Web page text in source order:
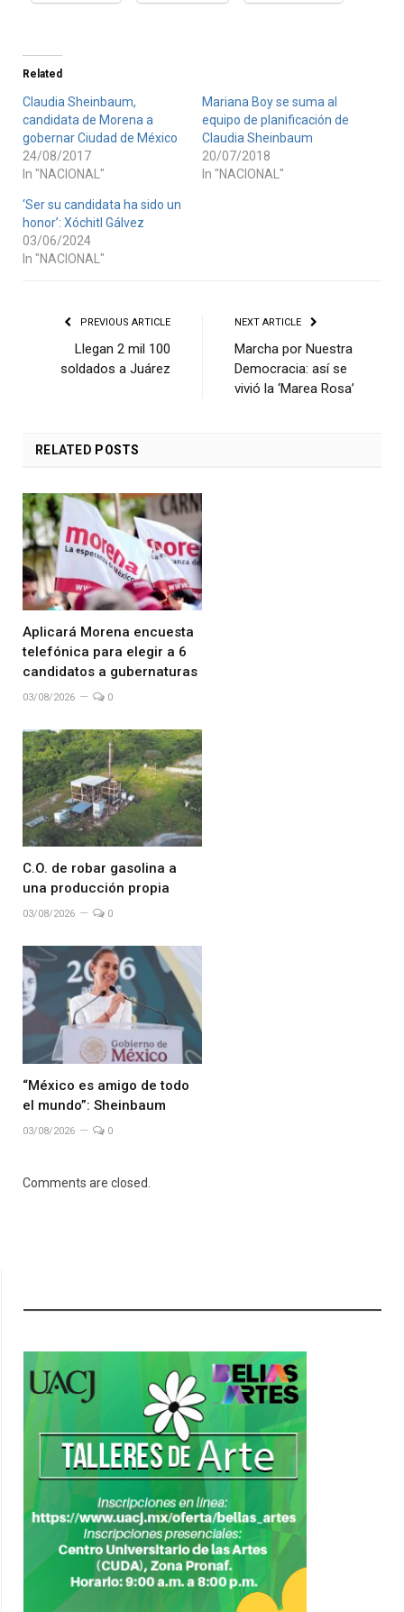
Related
Claudia Sheinbaum,
candidata de Morena a
gobernar Ciudad de México
24/08/2017
In "NACIONAL"
Mariana Boy se suma al
equipo de planificación de
Claudia Sheinbaum
20/07/2018
In "NACIONAL"
‘Ser su candidata ha sido un
honor’: Xóchitl Gálvez
03/06/2024
In "NACIONAL"
PREVIOUS ARTICLE
Llegan 2 mil 100
soldados a Juárez
NEXT ARTICLE
Marcha por Nuestra
Democracia: así se
vivió la ‘Marea Rosa’
RELATED POSTS
Aplicará Morena encuesta
telefónica para elegir a 6
candidatos a gubernaturas
03/08/2026 0
C.O. de robar gasolina a
una producción propia
03/08/2026 0
“México es amigo de todo
el mundo”: Sheinbaum
03/08/2026 0
Comments are closed.